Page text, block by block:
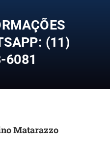
(11)
6081
Matarazzo